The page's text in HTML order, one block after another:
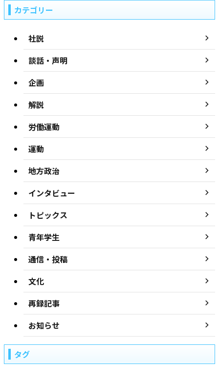
カテゴリー
社説
談話・声明
企画
解説
労働運動
運動
地方政治
インタビュー
トピックス
青年学生
通信・投稿
文化
再録記事
お知らせ
タグ